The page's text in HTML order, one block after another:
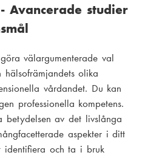
Avancerade studier
välargumenterade val
olika
vårdandet. Du kan
professionella kompetens.
betydelsen av det livslånga
aspekter i ditt
identifiera och ta i bruk